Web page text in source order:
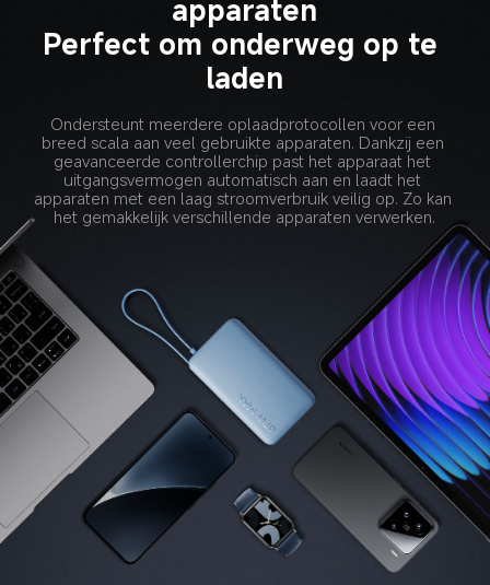
apparaten
Perfect om onderweg op te
laden
Ondersteunt meerdere oplaadprotocollen voor een
breed scala aan veel gebruikte apparaten. Dankzij een
geavanceerde controllerchip past het apparaat het
uitgangsvermogen automatisch aan en laadt het
apparaten met een laag stroomverbruik veilig op. Zo kan
het gemakkelijk verschillende apparaten verwerken.